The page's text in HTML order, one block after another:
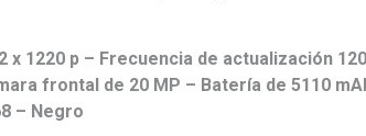
x 1220 p – Frecuencia de actualización
frontal de 20 MP – Batería de 5110
– Negro